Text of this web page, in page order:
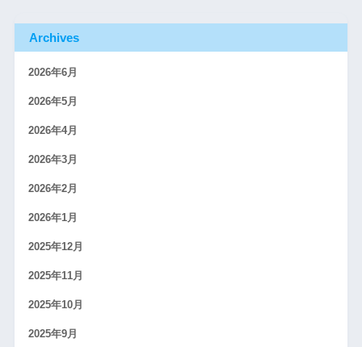
Archives
2026年6月
2026年5月
2026年4月
2026年3月
2026年2月
2026年1月
2025年12月
2025年11月
2025年10月
2025年9月